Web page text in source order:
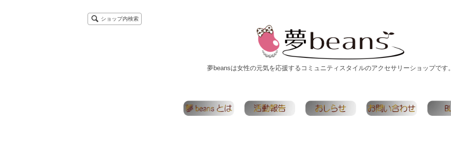
ショップ内検索
夢beansは女性の元気を応援するコミュニティスタイルのアクセサリーショップです。